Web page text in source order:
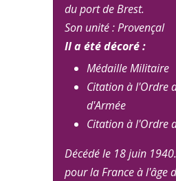
du port de Brest.
Son unité : Provençal
Il a été décoré :
Médaille Militaire
Citation à l'Ordre
d'Armée
Citation à l'Ordre
Décédé le 18 juin
pour la France à l'âge